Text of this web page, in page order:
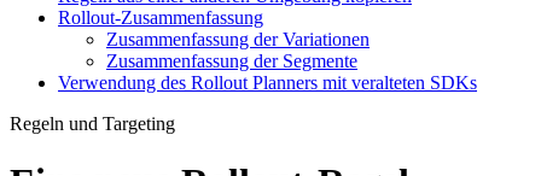
Rollout-Zusammenfassung
Zusammenfassung der Variationen
Zusammenfassung der Segmente
Verwendung des Rollout Planners mit veralteten SDKs
Regeln und Targeting